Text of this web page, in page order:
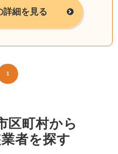
詳細を見る
1
区町村から
者を探す